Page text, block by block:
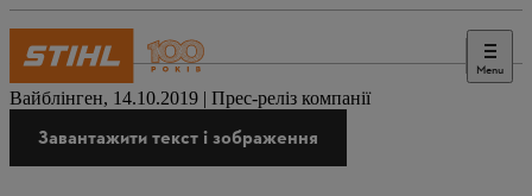
Menu
Преса
Вайблінген, 14.10.2019 | Прес-реліз компанії
Завантажити текст і зображення